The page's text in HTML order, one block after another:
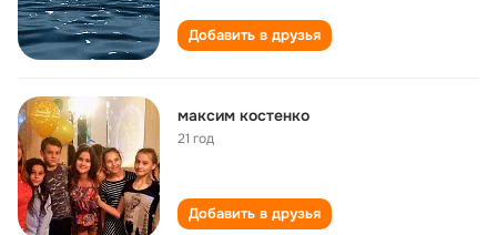
Добавить в друзья
максим костенко
21 год
Добавить в друзья